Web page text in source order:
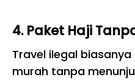
4. Paket Haji
Travel ilegal
murah tanpa